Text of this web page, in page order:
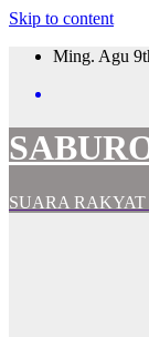
Skip to content
Ming. Agu
SUARA